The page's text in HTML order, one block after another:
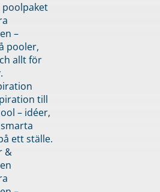
–
pooler,
allt för
till
– idéer,
ett ställe.
&